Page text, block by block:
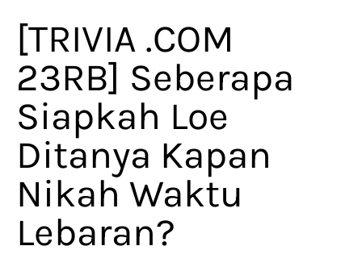
[TRIVIA .COM
23RB] Seberapa
Siapkah Loe
Ditanya Kapan
Nikah Waktu
Lebaran?